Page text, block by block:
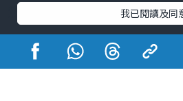
熱門標籤
#UGO搵好去處 #人氣活動推介 #
#親子玩樂好去處
#ULifestyle應用
#UJetso禮物放送
#ULifestyle商戶
我已閱讀及同